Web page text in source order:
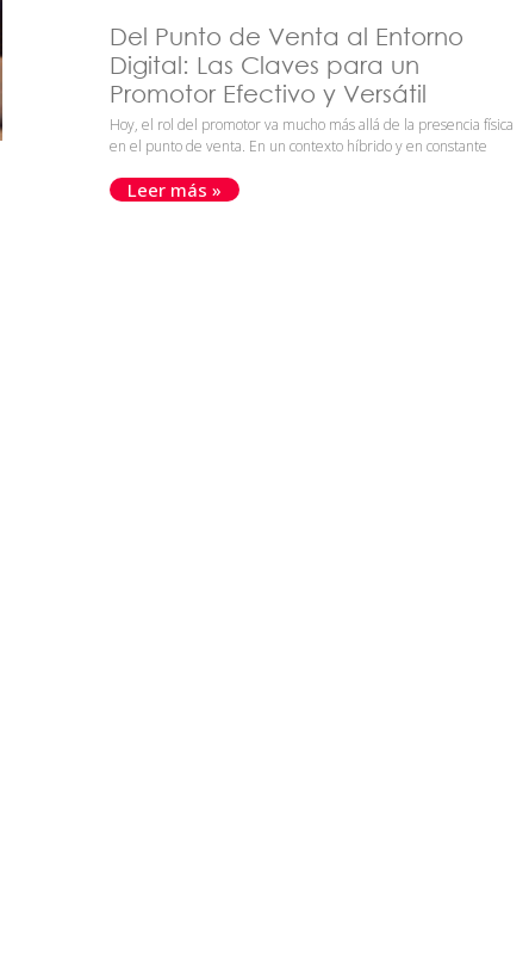
Del Punto de Venta al Entorno
Digital: Las Claves para un
Promotor Efectivo y Versátil
Hoy, el rol del promotor va mucho más allá de la presencia física
en el punto de venta. En un contexto híbrido y en constante
Leer más »